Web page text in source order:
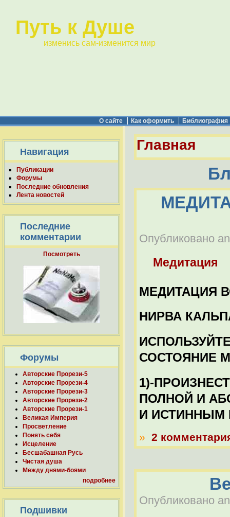
Путь к Душе
изменись сам-изменится мир
О сайте Как оформить Библиография
Навигация
Публикации
Форумы
Последние обновления
Лента новостей
Последние
комментарии
Посмотреть
Форумы
Авторские Прорези-5
Авторские Прорези-4
Авторские Прорези-3
Авторские Прорези-2
Авторские Прорези-1
Великая Империя
Просветление
Понять себя
Исцеление
Бесшабашная Русь
Чистая душа
Между днями-боями
подробнее
Подшивки
Главная
Опубликовано
Медитация
МЕДИТАЦИЯ
НИРВА
СОСТОЯНИЕ
1)-
ПОЛНОЙ И
И ИСТИННЫМ
» 2
Опубликовано